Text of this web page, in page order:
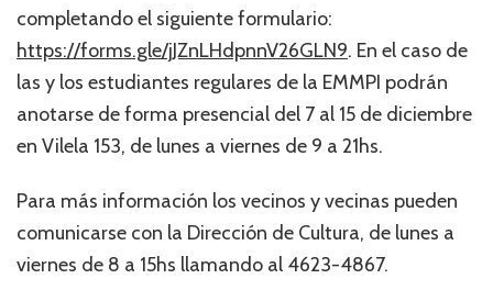
completando el siguiente formulario:
https://forms.gle/jJZnLHdpnnV26GLN9. En el caso de
las y los estudiantes regulares de la EMMPI podrán
anotarse de forma presencial del 7 al 15 de diciembre
en Vilela 153, de lunes a viernes de 9 a 21hs.
Para más información los vecinos y vecinas pueden
comunicarse con la Dirección de Cultura, de lunes a
viernes de 8 a 15hs llamando al 4623-4867.